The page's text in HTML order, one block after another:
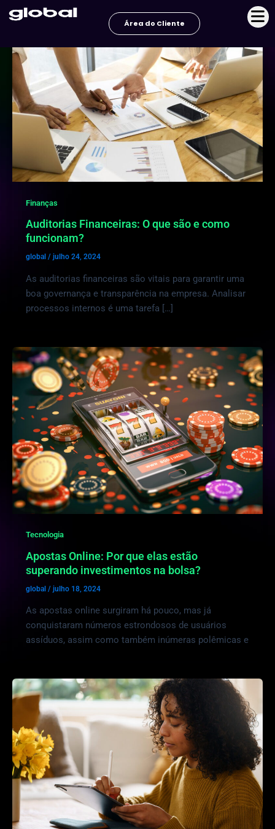
para
conteúdo
Área do Cliente
Finanças
Auditorias Financeiras: O que são e como
funcionam?
global / julho 24, 2024
As auditorias financeiras são vitais para garantir uma
boa governança e transparência na empresa. Analisar
processos internos é uma tarefa […]
Tecnologia
Apostas Online: Por que elas estão
superando investimentos na bolsa?
global / julho 18, 2024
As apostas online surgiram há pouco, mas já
conquistaram números estrondosos de usuários
assíduos, assim como também inúmeras polêmicas e